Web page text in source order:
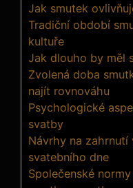
Jak smutek
Tradiční období
kultuře
Jak dlouho by měl
Zvolená doba
najít rovnováhu
Psychologické
svatby
Návrhy na
svatebního dne
Společenské